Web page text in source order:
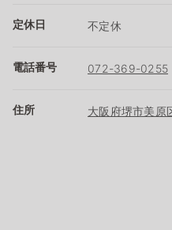
定休日 不定休
電話番号 072-369-0255
住所 大阪府堺市美原